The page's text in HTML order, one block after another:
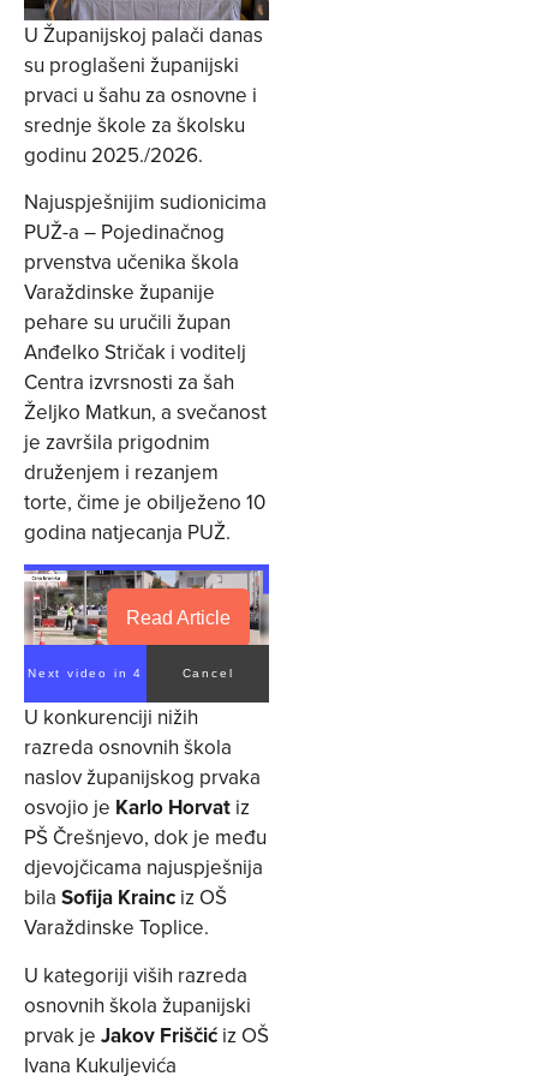
U Županijskoj palači danas
su proglašeni županijski
prvaci u šahu za osnovne i
srednje škole za školsku
godinu 2025./2026.
Najuspješnijim sudionicima
PUŽ-a – Pojedinačnog
prvenstva učenika škola
Varaždinske županije
pehare su uručili župan
Anđelko Stričak i voditelj
Centra izvrsnosti za šah
Željko Matkun, a svečanost
je završila prigodnim
druženjem i rezanjem
torte, čime je obilježeno 10
godina natjecanja PUŽ.
Read Article
Next video in 3 Cancel
U konkurenciji nižih
razreda osnovnih škola
naslov županijskog prvaka
osvojio je Karlo Horvat iz
PŠ Črešnjevo, dok je među
djevojčicama najuspješnija
bila Sofija Krainc iz OŠ
Varaždinske Toplice.
U kategoriji viših razreda
osnovnih škola županijski
prvak je Jakov Friščić iz OŠ
Ivana Kukuljevića